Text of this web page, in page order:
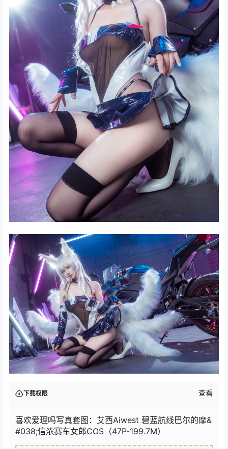
下载权限 查看
喜欢爱理吗写真套图：艾西Aiwest 碧蓝航线巴尔的摩&
#038;信浓赛车女郎COS（47P-199.7M）